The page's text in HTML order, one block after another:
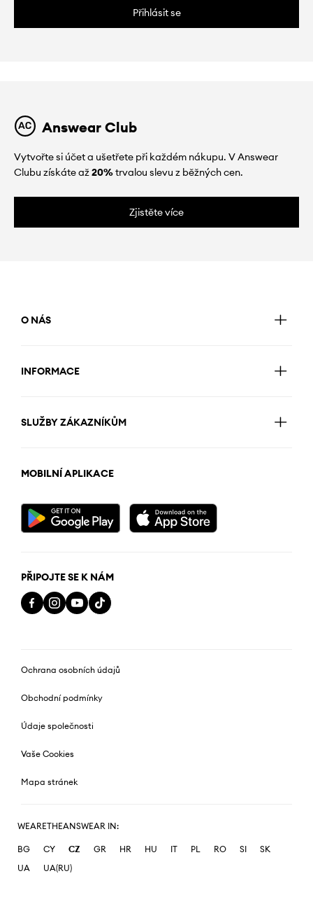
Přihlásit se
Answear Club
Vytvořte si účet a ušetřete při každém nákupu. V Answear
Clubu získáte až20%trvalou slevu z běžných cen.
Zjistěte více
O NÁS
INFORMACE
SLUŽBY ZÁKAZNÍKŮM
MOBILNÍ APLIKACE
PŘIPOJTE SE K NÁM
Ochrana osobních údajů
Obchodní podmínky
Údaje společnosti
Vaše Cookies
Mapa stránek
WEARETHEANSWEAR IN:
BG CY CZ GR HR HU IT PL RO SI
SK
UA
UA(RU)